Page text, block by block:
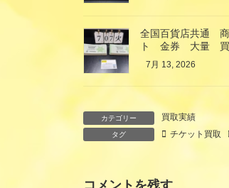
全国百貨店共通
ト 金券 大量 買
7月 13, 2026
カテゴリー 買取実績
タグ チケット買取
コメントを残す